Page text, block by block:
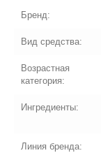
Бренд:
Вид средства:
Возрастная
категория:
Ингредиенты:
Линия бренда: